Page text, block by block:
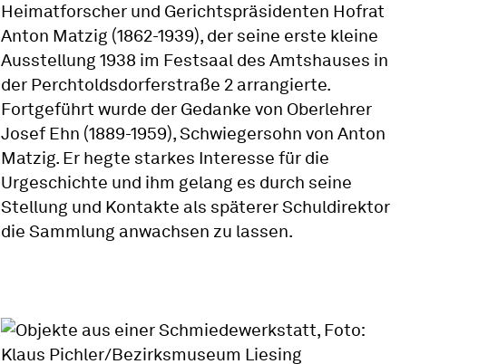
Heimatforscher und Gerichtspräsidenten Hofrat
Anton Matzig (1862-1939), der seine erste kleine
Ausstellung 1938 im Festsaal des Amtshauses in
der Perchtoldsdorferstraße 2 arrangierte.
Fortgeführt wurde der Gedanke von Oberlehrer
Josef Ehn (1889-1959), Schwiegersohn von Anton
Matzig. Er hegte starkes Interesse für die
Urgeschichte und ihm gelang es durch seine
Stellung und Kontakte als späterer Schuldirektor
die Sammlung anwachsen zu lassen.